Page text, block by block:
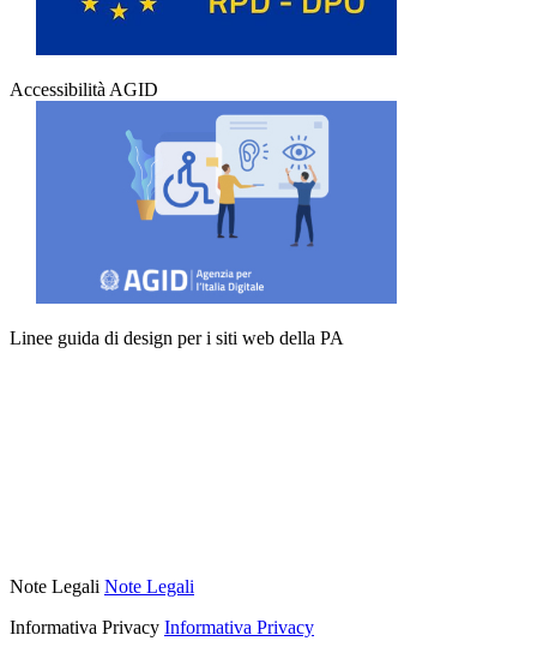
Accessibilità AGID
Linee guida di design per i siti web della PA
Note Legali Note Legali
Informativa Privacy Informativa Privacy